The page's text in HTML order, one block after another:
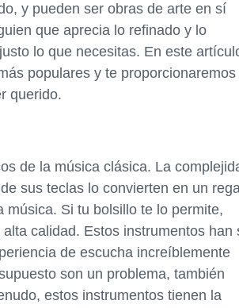
y pueden ser obras de arte en sí
que aprecia lo refinado y lo
lo que necesitas. En este
populares y te proporcionaremos
querido.
de la música clásica. La
sus teclas lo convierten en un
Si tu bolsillo te lo permite,
calidad. Estos instrumentos han
de escucha increíblemente
son un problema, también
estos instrumentos tienen la